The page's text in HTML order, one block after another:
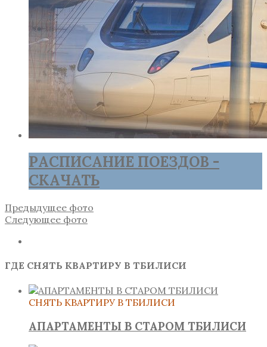
РАСПИСАНИЕ ПОЕЗДОВ -
СКАЧАТЬ
Предыдущее фото
Следующее фото
ГДЕ СНЯТЬ КВАРТИРУ В ТБИЛИСИ
СНЯТЬ КВАРТИРУ В ТБИЛИСИ
АПАРТАМЕНТЫ В СТАРОМ ТБИЛИСИ